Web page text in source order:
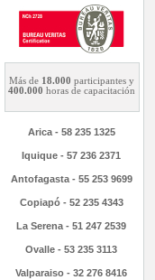
Más de 18.000 participantes y
400.000 horas de capacitación
Arica - 58 235 1325
Iquique - 57 236 2371
Antofagasta - 55 253 9699
Copiapó - 52 235 4343
La Serena - 51 247 2539
Ovalle - 53 235 3113
Valparaiso - 32 276 8416